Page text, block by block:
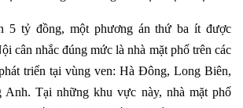
5 tỷ đồng, một phương án thứ ba ít được
cân nhắc đúng mức là nhà mặt phố trên các
triển tại vùng ven: Hà Đông, Long Biên,
Tại những khu vực này, nhà mặt phố